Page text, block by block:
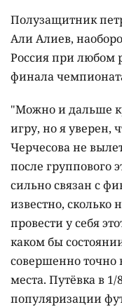
Полузащитник
Али Алиев,
Россия при любом
финала
"Можно и дальше
игру, но я уверен,
Черчесова не
после группового
сильно связан с
известно, сколько
провести у себя
каком бы
совершенно точно
места. Путёвка в
популяризации